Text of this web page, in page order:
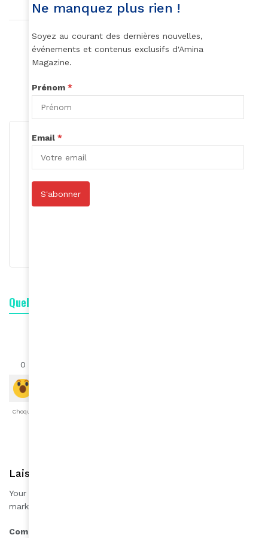
Article précédent
Simkha, la beauté verte canadienne
Un nouveau titre pour Christelle Johnson
Quelle est votre réaction ?
0
Choqué
Laisser une réponse
Your email address will not be published.
marked
Comment
Ne manquez plus rien !
Soyez au courant des dernières nouvelles,
événements et contenus exclusifs d'Amina
Magazine.
Prénom *
Email *
S'abonner